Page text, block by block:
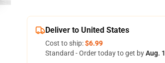
Deliver to United States
Cost to ship:$6.99
Standard - Order today to get byAug.